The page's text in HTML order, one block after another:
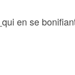
qui en se